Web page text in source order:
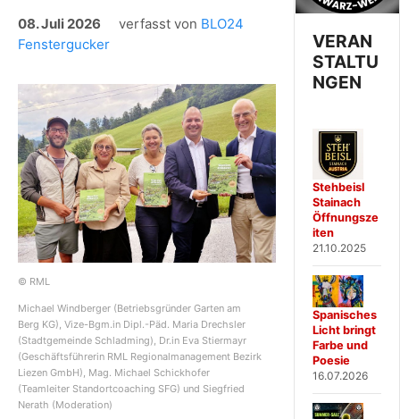
08. Juli 2026 verfasst von BLO24
Fenstergucker
© RML
Michael Windberger (Betriebsgründer Garten am
Berg KG), Vize-Bgm.in Dipl.-Päd. Maria Drechsler
(Stadtgemeinde Schladming), Dr.in Eva Stiermayr
(Geschäftsführerin RML Regionalmanagement Bezirk
Liezen GmbH), Mag. Michael Schickhofer
(Teamleiter Standortcoaching SFG) und Siegfried
Nerath (Moderation)
VERAN
STALTU
NGEN
Stehbeisl
Stainach
Öffnungsze
iten
21.10.2025
Spanisches
Licht bringt
Farbe und
Poesie
16.07.2026